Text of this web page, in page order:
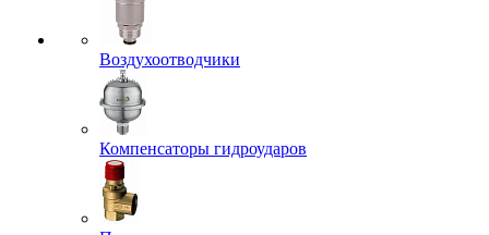
Воздухоотводчики
Компенсаторы гидроударов